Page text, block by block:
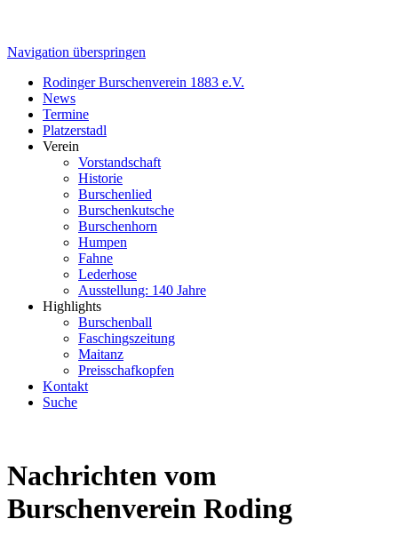
Navigation überspringen
Rodinger Burschenverein 1883 e.V.
News
Termine
Platzerstadl
Verein
Vorstandschaft
Historie
Burschenlied
Burschenkutsche
Burschenhorn
Humpen
Fahne
Lederhose
Ausstellung: 140 Jahre
Highlights
Burschenball
Faschingszeitung
Maitanz
Preisschafkopfen
Kontakt
Suche
Nachrichten vom
Burschenverein Roding